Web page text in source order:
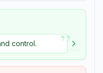
control. ”